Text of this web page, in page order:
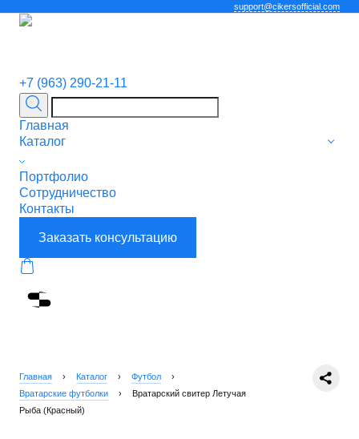
support@cikersofficial.com
+7 (963) 290-21-11
Главная
Каталог
Портфолио
Сотрудничество
Контакты
Заказать консультацию
Главная › Каталог › Футбол
›
Вратарские футболки
›
Вратарский свитер Летучая
Рыба (Красный)